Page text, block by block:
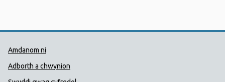
Dolenni Cymorth Iechyd
Amdanom ni
Adborth a chwynion